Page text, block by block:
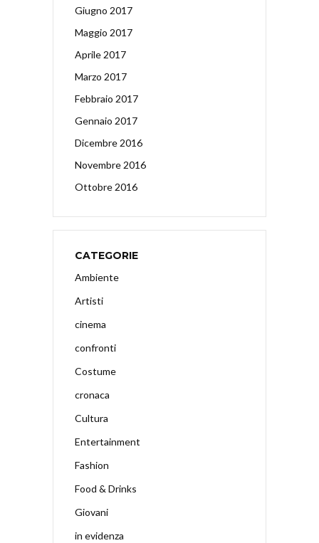
Giugno 2017
Maggio 2017
Aprile 2017
Marzo 2017
Febbraio 2017
Gennaio 2017
Dicembre 2016
Novembre 2016
Ottobre 2016
CATEGORIE
Ambiente
Artisti
cinema
confronti
Costume
cronaca
Cultura
Entertainment
Fashion
Food & Drinks
Giovani
in evidenza